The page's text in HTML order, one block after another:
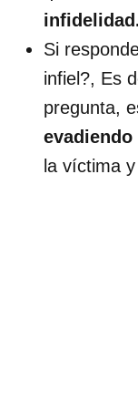
Si
infiel?, Es
pregunta,
evadiendo
la víctima y